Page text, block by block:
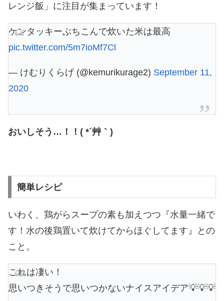
レンジ飯」に注目が集まっています！
ケンタッキーぶちこんで炊いた米は最高
pic.twitter.com/5m7ioMf7Cl
— けむりくらげ (@kemurikurage2) September 11,
2020
おいしそう…！！( *´艸｀)
簡単レシピ
いわく、鶏がらスープの素も加えつつ『水量一緒で
す！水の後鶏置いて炊けてからほぐしてます』との
こと。
これは凄い！
思いつきそうで思いつかないナイスアイデア💡💡💡